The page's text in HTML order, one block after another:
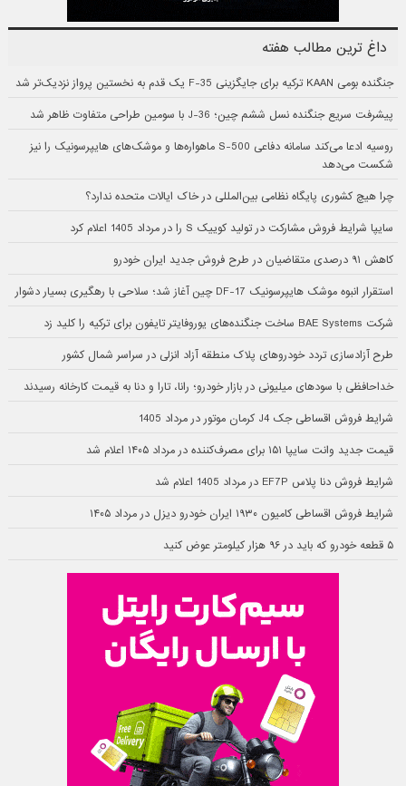
داغ ترین مطالب هفته
جنگنده بومی KAAN ترکیه برای جایگزینی F-35 یک قدم به نخستین پرواز نزدیک‌تر شد
پیشرفت سریع جنگنده نسل ششم چین؛ J-36 با سومین طراحی متفاوت ظاهر شد
روسیه ادعا می‌کند سامانه دفاعی S-500 ماهواره‌ها و موشک‌های هایپرسونیک را نیز
شکست می‌دهد
چرا هیچ کشوری پایگاه نظامی بین‌المللی در خاک ایالات متحده ندارد؟
سایپا شرایط فروش مشارکت در تولید کوییک S را در مرداد 1405 اعلام کرد
کاهش ۹۱ درصدی متقاضیان در طرح فروش جدید ایران خودرو
استقرار انبوه موشک هایپرسونیک DF-17 چین آغاز شد؛ سلاحی با رهگیری بسیار دشوار
شرکت BAE Systems ساخت جنگنده‌های یوروفایتر تایفون برای ترکیه را کلید زد
طرح آزادسازی تردد خودروهای پلاک منطقه آزاد انزلی در سراسر شمال کشور
خداحافظی با سودهای میلیونی در بازار خودرو؛ رانا، تارا و دنا به قیمت کارخانه رسیدند
شرایط فروش اقساطی جک J4 کرمان موتور در مرداد 1405
قیمت جدید وانت سایپا ۱۵۱ برای مصرف‌کننده در مرداد ۱۴۰۵ اعلام شد
شرایط فروش دنا پلاس EF7P در مرداد 1405 اعلام شد
شرایط فروش اقساطی کامیون ۱۹۳۰ ایران خودرو دیزل در مرداد ۱۴۰۵
۵ قطعه خودرو که باید در ۹۶ هزار کیلومتر عوض کنید